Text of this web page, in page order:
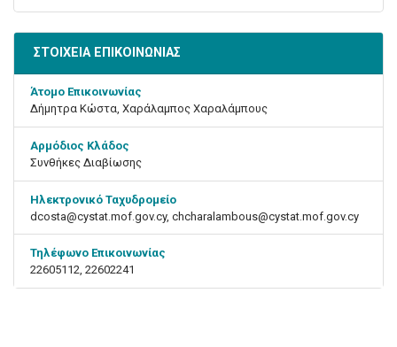
ΣΤΟΙΧΕΙΑ ΕΠΙΚΟΙΝΩΝΙΑΣ
Άτομο Επικοινωνίας
Δήμητρα Κώστα, Χαράλαμπος Χαραλάμπους
Αρμόδιος Κλάδος
Συνθήκες Διαβίωσης
Ηλεκτρονικό Ταχυδρομείο
dcosta@cystat.mof.gov.cy, chcharalambous@cystat.mof.gov.cy
Τηλέφωνο Επικοινωνίας
22605112, 22602241